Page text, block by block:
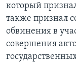
который
также признал
обвинения в
совершения